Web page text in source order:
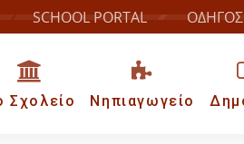
SCHOOL PORTAL ΟΔΗΓΟΣ
Σχολείο Νηπιαγωγείο